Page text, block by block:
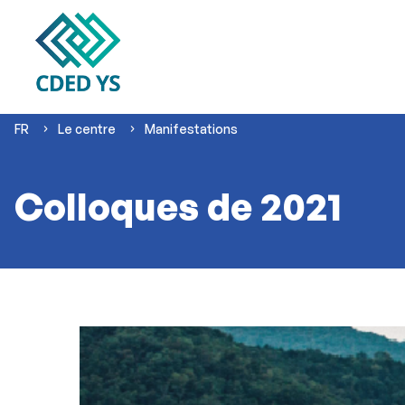
Vous
FR Le centre Manifestations
Colloques de 2021